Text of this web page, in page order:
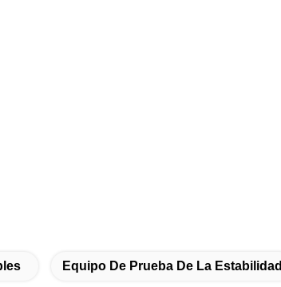
Equipo De Prueba De La Estabilidad